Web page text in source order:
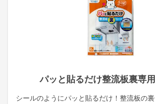
パッと貼るだけ整流板裏専
シールのようにパッと貼るだけ！整流板の